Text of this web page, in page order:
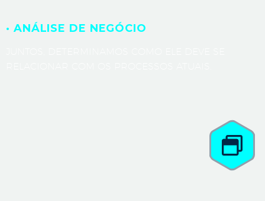
· ANÁLISE DE NEGÓCIO